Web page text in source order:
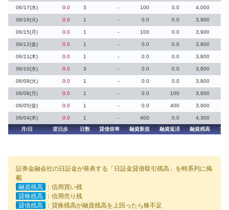
06/17(水) 0.0 3 - 100 0.0 4,000
06/16(火) 0.0 1 - 0.0 0.0 3,900
06/15(月) 0.0 1 - 100 0.0 3,900
06/12(金) 0.0 1 - 0.0 0.0 3,800
06/11(木) 0.0 1 - 0.0 0.0 3,800
06/10(水) 0.0 3 - 0.0 0.0 3,800
06/09(火) 0.0 1 - 0.0 0.0 3,800
06/08(月) 0.0 1 - 0.0 100 3,800
06/05(金) 0.0 1 - 0.0 400 3,900
06/04(木) 0.0 1 - 400 0.0
4,300
月/日
逆日歩 日数 貸借倍率 融資新規 融資返済 融資残高 貸
証券金融会社の日証金が発表する「日証金貸借取引残高」を時系列に掲
載
融資残高
：信用買い残
貸株残高
：信用売り残
貸借残高
：貸株残高が融資残高を上回ったら株不足